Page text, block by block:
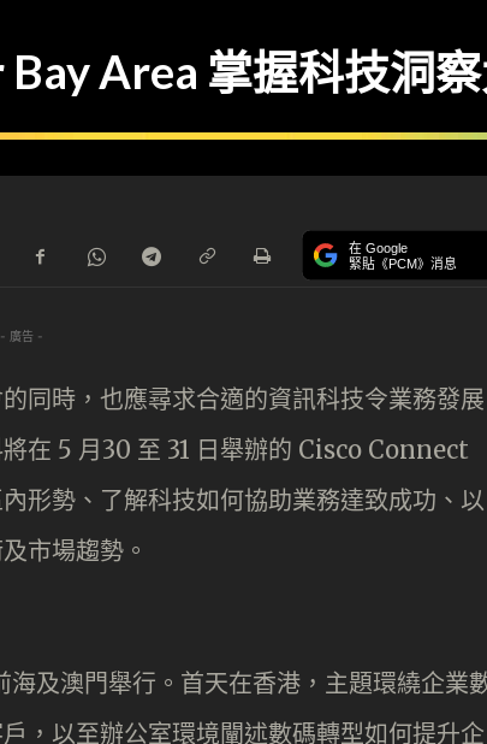
Bay Area 掌握科技洞
在 Google
緊貼《PCM》消息
- 廣告 -
同時，也應尋求合適的資訊科技令業務發展
在 5 月30 至 31 日舉辦的 Cisco Connect
形勢、了解科技如何協助業務達致成功、以
市場趨勢。
及澳門舉行。首天在香港，主題環繞企業
，以至辦公室環境闡述數碼轉型如何提升企